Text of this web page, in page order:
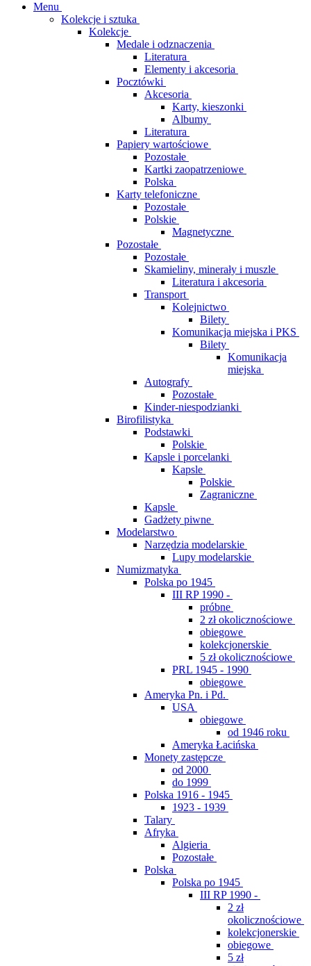
Menu
Kolekcje i sztuka
Kolekcje
Medale i odznaczenia
Literatura
Elementy i akcesoria
Pocztówki
Akcesoria
Karty, kieszonki
Albumy
Literatura
Papiery wartościowe
Pozostałe
Kartki zaopatrzeniowe
Polska
Karty telefoniczne
Pozostałe
Polskie
Magnetyczne
Pozostałe
Pozostałe
Skamieliny, minerały i muszle
Literatura i akcesoria
Transport
Kolejnictwo
Bilety
Komunikacja miejska i PKS
Bilety
Komunikacja
miejska
Autografy
Pozostałe
Kinder-niespodzianki
Birofilistyka
Podstawki
Polskie
Kapsle i porcelanki
Kapsle
Polskie
Zagraniczne
Kapsle
Gadżety piwne
Modelarstwo
Narzędzia modelarskie
Lupy modelarskie
Numizmatyka
Polska po 1945
III RP 1990 -
próbne
2 zł okolicznościowe
obiegowe
kolekcjonerskie
5 zł okolicznościowe
PRL 1945 - 1990
obiegowe
Ameryka Pn. i Pd.
USA
obiegowe
od 1946 roku
Ameryka Łacińska
Monety zastępcze
od 2000
do 1999
Polska 1916 - 1945
1923 - 1939
Talary
Afryka
Algieria
Pozostałe
Polska
Polska po 1945
III RP 1990 -
2 zł
okolicznościowe
kolekcjonerskie
obiegowe
5 zł